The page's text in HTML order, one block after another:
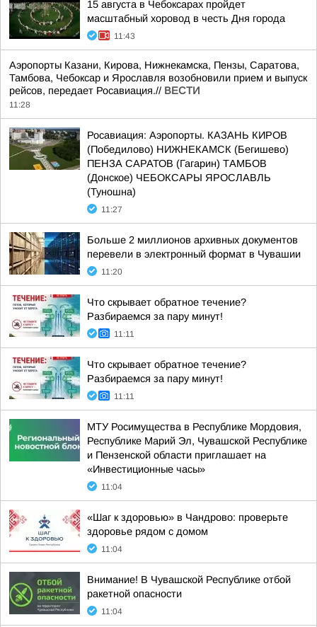
15 августа в Чебоксарах пройдет
масштабный хоровод в честь Дня города
11:43
Аэропорты Казани, Кирова, Нижнекамска, Пензы, Саратова,
Тамбова, Чебоксар и Ярославля возобновили прием и выпуск
рейсов, передает Росавиация.// ВЕСТИ
11:28
Росавиация: Аэропорты. КАЗАНЬ КИРОВ
(Победилово) НИЖНЕКАМСК (Бегишево)
ПЕНЗА САРАТОВ (Гагарин) ТАМБОВ
(Донское) ЧЕБОКСАРЫ ЯРОСЛАВЛЬ
(Туношна)
11:27
Больше 2 миллионов архивных документов
перевели в электронный формат в Чувашии
11:20
Что скрывает обратное течение?
Разбираемся за пару минут!
11:11
Что скрывает обратное течение?
Разбираемся за пару минут!
11:11
МТУ Росимущества в Республике Мордовия,
Республике Марий Эл, Чувашской Республике
и Пензенской области приглашает на
«Инвестиционные часы»
11:04
«Шаг к здоровью» в Чандрово: проверьте
здоровье рядом с домом
11:04
Внимание! В Чувашской Республике отбой
ракетной опасности
11:04